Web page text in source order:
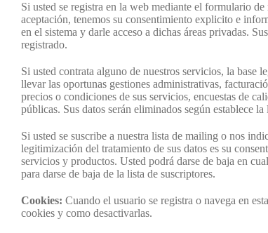
Si usted se registra en la web mediante el formulario
aceptación, tenemos su consentimiento explicito e
en el sistema y darle acceso a dichas áreas privadas.
registrado.
Si usted contrata alguno de nuestros servicios, la base
llevar las oportunas gestiones administrativas,
precios o condiciones de sus servicios, encuestas de
públicas. Sus datos serán eliminados según establece
Si usted se suscribe a nuestra lista de mailing o nos
legitimización del tratamiento de sus datos es su
servicios y productos. Usted podrá darse de baja en
para darse de baja de la lista de suscriptores.
Cookies: Cuando el usuario se registra o navega en
cookies y como desactivarlas.